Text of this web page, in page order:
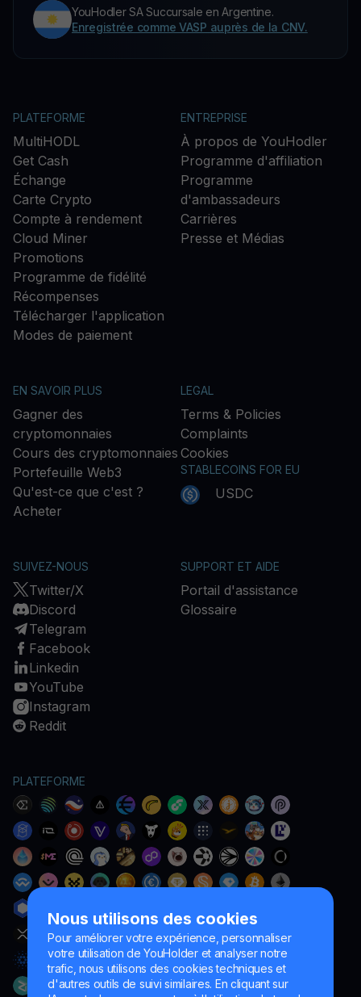
Nous utilisons des cookies
Pour améliorer votre expérience, personnaliser
votre utilisation de YouHolder et analyser notre
trafic, nous utilisons des cookies techniques et
d'autres outils de suivi similaires. En cliquant sur
YouHodler SA Succursale en Argentine.
Enregistrée comme VASP auprès de la CNV.
PLATEFORME
MultiHODL
Get Cash
Échange
Carte Crypto
Compte à rendement
Cloud Miner
Promotions
Programme de fidélité
Récompenses
Télécharger l'application
Modes de paiement
ENTREPRISE
À propos de YouHodler
Programme d'affiliation
Programme
d'ambassadeurs
Carrières
Presse et Médias
EN SAVOIR PLUS
Gagner des
cryptomonnaies
Cours des cryptomonnaies
Portefeuille Web3
Qu'est-ce que c'est ?
Acheter
LEGAL
Terms & Policies
Complaints
Cookies
STABLECOINS FOR EU
USDC
SUIVEZ-NOUS
Twitter/X
Discord
Telegram
Facebook
Linkedin
YouTube
Instagram
Reddit
SUPPORT ET AIDE
Portail d'assistance
Glossaire
PLATEFORME